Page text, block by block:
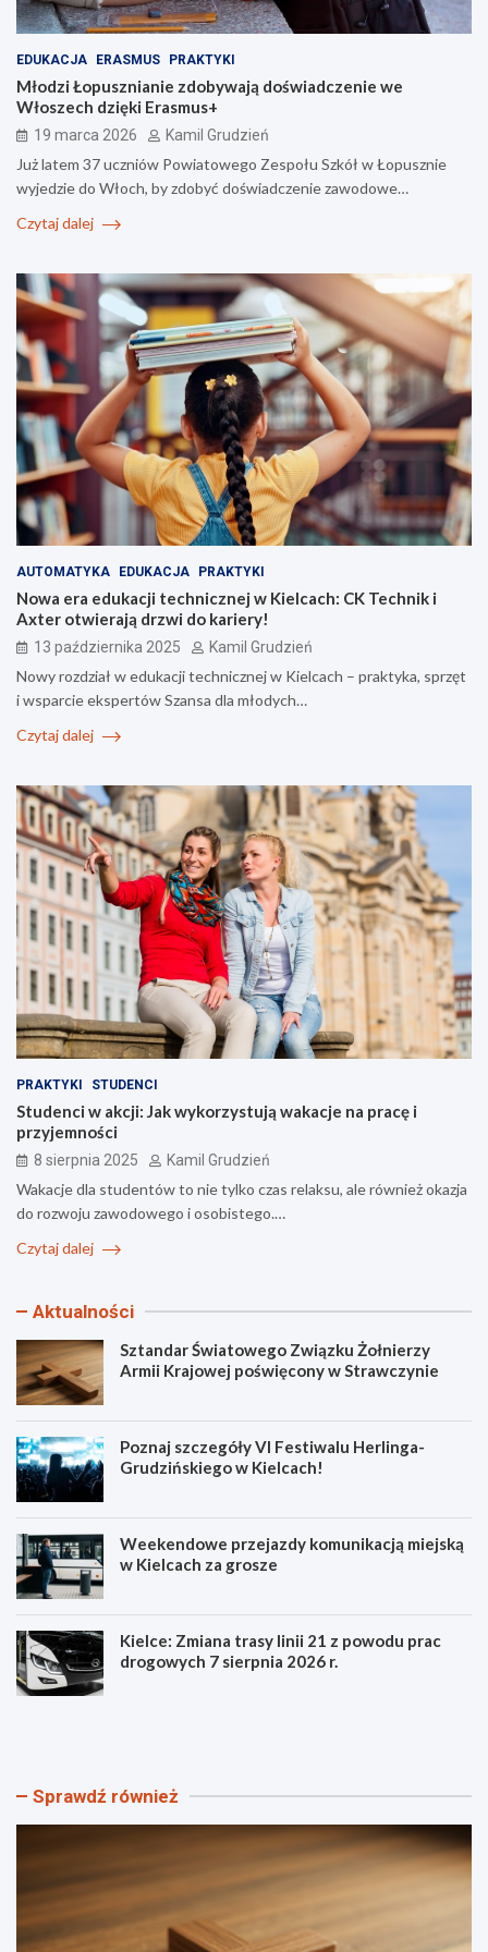
EDUKACJA ERASMUS PRAKTYKI
Młodzi Łopusznianie zdobywają doświadczenie we
Włoszech dzięki Erasmus+
19 marca 2026 Kamil Grudzień
Już latem 37 uczniów Powiatowego Zespołu Szkół w Łopusznie
wyjedzie do Włoch, by zdobyć doświadczenie zawodowe…
Czytaj dalej
AUTOMATYKA EDUKACJA PRAKTYKI
Nowa era edukacji technicznej w Kielcach: CK Technik i
Axter otwierają drzwi do kariery!
13 października 2025 Kamil Grudzień
Nowy rozdział w edukacji technicznej w Kielcach – praktyka, sprzęt
i wsparcie ekspertów Szansa dla młodych…
Czytaj dalej
PRAKTYKI STUDENCI
Studenci w akcji: Jak wykorzystują wakacje na pracę i
przyjemności
8 sierpnia 2025 Kamil Grudzień
Wakacje dla studentów to nie tylko czas relaksu, ale również okazja
do rozwoju zawodowego i osobistego.…
Czytaj dalej
Aktualności
Sztandar Światowego Związku Żołnierzy
Armii Krajowej poświęcony w Strawczynie
Poznaj szczegóły VI Festiwalu Herlinga-
Grudzińskiego w Kielcach!
Weekendowe przejazdy komunikacją miejską
w Kielcach za grosze
Kielce: Zmiana trasy linii 21 z powodu prac
drogowych 7 sierpnia 2026 r.
S
d
i
t
P
j
e
ó
Sprawdź również